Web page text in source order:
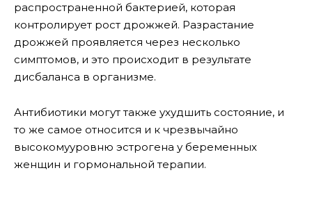
распространенной бактерией, которая
контролирует рост дрожжей. Разрастание
дрожжей проявляется через несколько
симптомов, и это происходит в результате
дисбаланса в организме.
Антибиотики могут также ухудшить состояние, и
то же самое относится и к чрезвычайно
высокомууровню эстрогена у беременных
женщин и гормональной терапии.